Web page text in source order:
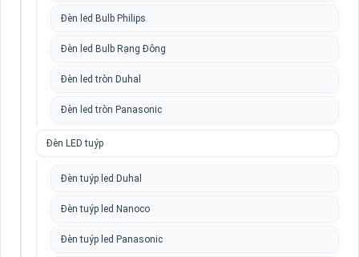
Đèn led Bulb Philips
Đèn led Bulb Rạng Đông
Đèn led tròn Duhal
Đèn led tròn Panasonic
Đèn LED tuýp
Đèn tuýp led Duhal
Đèn tuýp led Nanoco
Đèn tuýp led Panasonic